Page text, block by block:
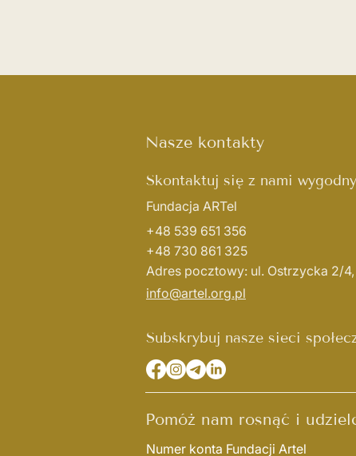
Nasze kontakty
Skontaktuj się z nami
Fundacja ARTel
+48 539 651 356
+48 730 861 325
Adres pocztowy: ul. Ostrzycka 2/
info@artel.org.pl
Subskrybuj nasze sieci
Pomóż nam rosnąć i
Numer konta Fundacji Artel